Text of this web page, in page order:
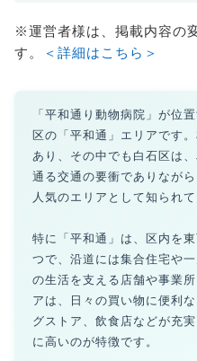
※運営者様は、掲載内容の
す。
＜詳細はこちら＞
「平和通り動物病院」が位
区の「平和通」エリアです
あり、その中でも白石区は
通る交通の要衝でありなが
人気のエリアとして知られて
特に「平和通」は、区内を
つで、沿道には集合住宅や
の生活を支える店舗や事業
アは、日々の買い物に便利
グストア、飲食店などが充
に高いのが特徴です。